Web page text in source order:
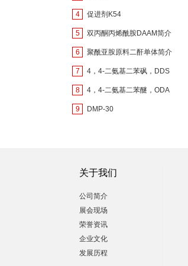
4 促进剂K54
5 双丙酮丙烯酰胺DAAM简介
6 聚酰亚胺原料二酐单体简介
7 4，4-二氨基二苯砜，DDS
8 4，4-二氨基二苯醚，ODA
9 DMP-30
关于我们
公司简介
展会现场
荣誉资讯
企业文化
发展历程